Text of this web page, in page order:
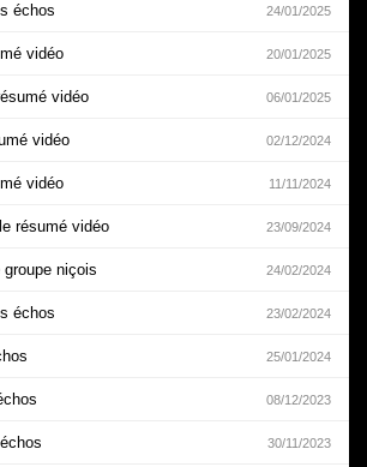
échos 24/01/2025
vidéo 20/01/2025
vidéo 06/01/2025
vidéo 02/12/2024
vidéo 11/11/2024
résumé vidéo 23/09/2024
niçois 24/02/2024
échos 23/02/2024
25/01/2024
08/12/2023
30/11/2023